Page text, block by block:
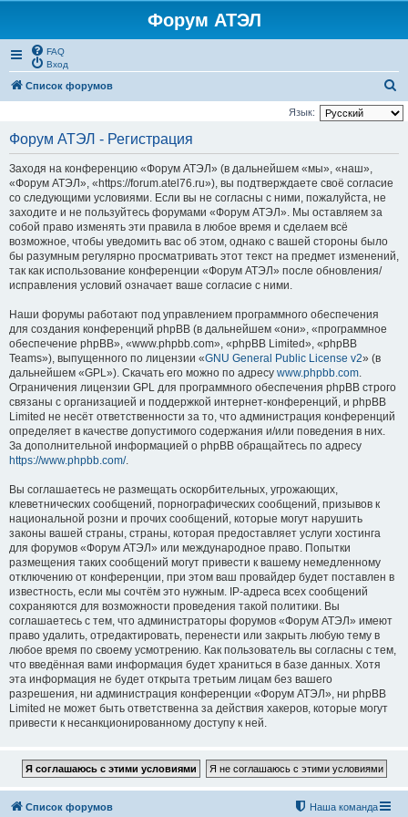
Форум АТЭЛ
FAQ
Вход
Список форумов
о
Язык:
Форум АТЭЛ - Регистрация
Заходя на конференцию «Форум АТЭЛ» (в дальнейшем «мы», «наш»,
«Форум АТЭЛ», «https://forum.atel76.ru»), вы подтверждаете своё согласие
со следующими условиями. Если вы не согласны с ними, пожалуйста, не
заходите и не пользуйтесь форумами «Форум АТЭЛ». Мы оставляем за
собой право изменять эти правила в любое время и сделаем всё
возможное, чтобы уведомить вас об этом, однако с вашей стороны было
бы разумным регулярно просматривать этот текст на предмет изменений,
так как использование конференции «Форум АТЭЛ» после обновления/
исправления условий означает ваше согласие с ними.
Наши форумы работают под управлением программного обеспечения
для создания конференций phpBB (в дальнейшем «они», «программное
обеспечение phpBB», «www.phpbb.com», «phpBB Limited», «phpBB
Teams»), выпущенного по лицензии «GNU General Public License v2» (в
дальнейшем «GPL»). Скачать его можно по адресу www.phpbb.com.
Ограничения лицензии GPL для программного обеспечения phpBB строго
связаны с организацией и поддержкой интернет-конференций, и phpBB
Limited не несёт ответственности за то, что администрация конференций
определяет в качестве допустимого содержания и/или поведения в них.
За дополнительной информацией о phpBB обращайтесь по адресу
https://www.phpbb.com/.
Вы соглашаетесь не размещать оскорбительных, угрожающих,
клеветнических сообщений, порнографических сообщений, призывов к
национальной розни и прочих сообщений, которые могут нарушить
законы вашей страны, страны, которая предоставляет услуги хостинга
для форумов «Форум АТЭЛ» или международное право. Попытки
размещения таких сообщений могут привести к вашему немедленному
отключению от конференции, при этом ваш провайдер будет поставлен в
известность, если мы сочтём это нужным. IP-адреса всех сообщений
сохраняются для возможности проведения такой политики. Вы
соглашаетесь с тем, что администраторы форумов «Форум АТЭЛ» имеют
право удалить, отредактировать, перенести или закрыть любую тему в
любое время по своему усмотрению. Как пользователь вы согласны с тем,
что введённая вами информация будет храниться в базе данных. Хотя
эта информация не будет открыта третьим лицам без вашего
разрешения, ни администрация конференции «Форум АТЭЛ», ни phpBB
Limited не может быть ответственна за действия хакеров, которые могут
привести к несанкционированному доступу к ней.
Список форумов Наша команда